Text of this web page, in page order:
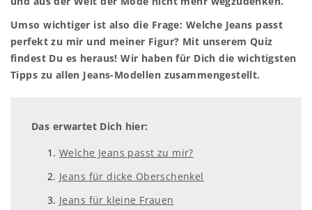
Umso wichtiger ist also die Frage: Welche Jeans passt
perfekt zu mir und meiner Figur? Mit unserem Quiz
findest Du es heraus! Wir haben für Dich die wichtigsten
Tipps zu allen Jeans-Modellen zusammengestellt.
Das erwartet Dich hier:
Welche Jeans passt zu mir?
Jeans für dicke Oberschenkel
Jeans für kleine Frauen